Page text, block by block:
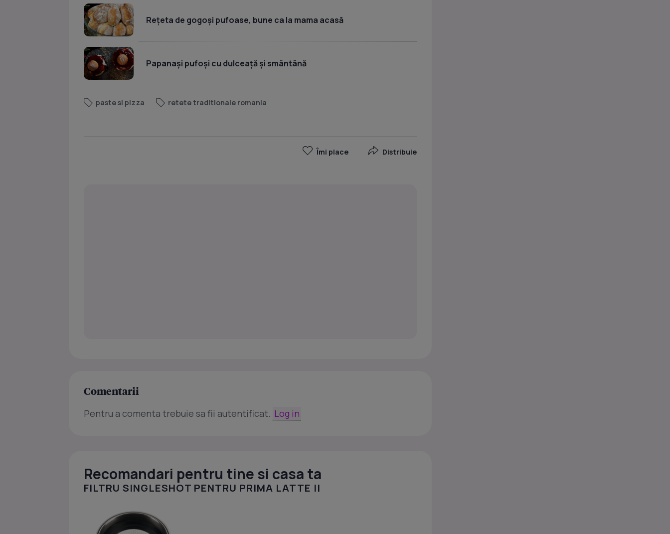
Rețeta de gogoși pufoase, bune ca la mama acasă
Papanași pufoși cu dulceață și smântână
paste si pizza retete traditionale romania
Îmi place Distribuie
Comentarii
Pentru a comenta trebuie sa fii autentificat. Log in
Recomandari pentru tine si casa ta
FILTRU SINGLESHOT PENTRU PRIMA LATTE II